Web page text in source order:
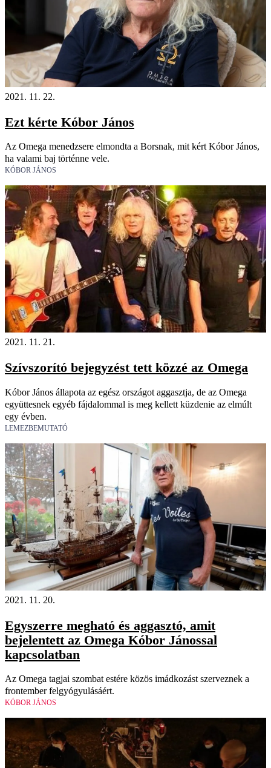
2021. 11. 22.
Ezt kérte Kóbor János
Az Omega menedzsere elmondta a Borsnak, mit kért Kóbor János,
ha valami baj történne vele.
KÓBOR JÁNOS
2021. 11. 21.
Szívszorító bejegyzést tett közzé az Omega
Kóbor János állapota az egész országot aggasztja, de az Omega
együttesnek egyéb fájdalommal is meg kellett küzdenie az elmúlt
egy évben.
LEMEZBEMUTATÓ
2021. 11. 20.
Egyszerre megható és aggasztó, amit
bejelentett az Omega Kóbor Jánossal
kapcsolatban
Az Omega tagjai szombat estére közös imádkozást szerveznek a
frontember felgyógyulásáért.
KÓBOR JÁNOS